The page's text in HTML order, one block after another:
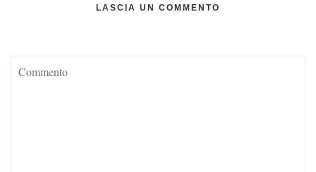
LASCIA UN COMMENTO